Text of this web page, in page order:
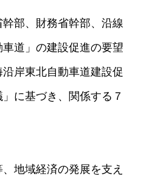
部、財務省幹部、沿線
道」の建設促進の要望
岸東北自動車道建設促
に基づき、関係する７
地域経済の発展を支え